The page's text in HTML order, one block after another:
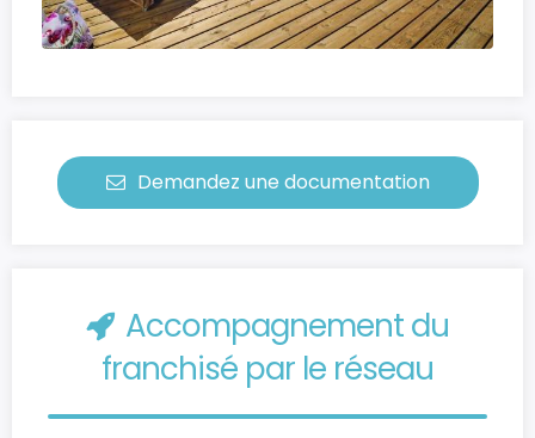
Demandez une documentation
Accompagnement du
franchisé par le réseau